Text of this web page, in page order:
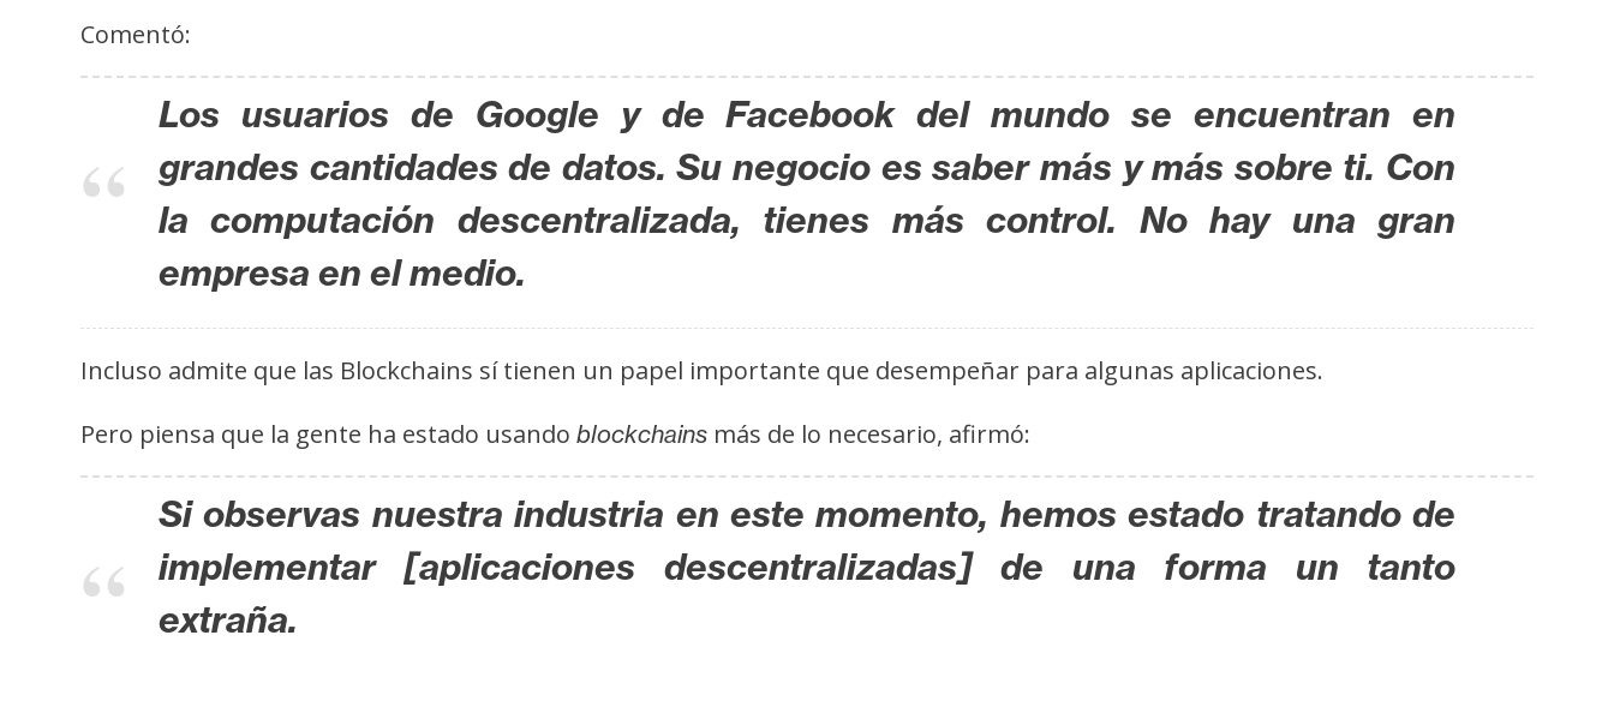
e
n
s
m
s
c
Comentó:
Los usuarios de Google y de Facebook del mundo se encuentran en
grandes cantidades de datos. Su negocio es saber más y más sobre ti. Con
la computación descentralizada, tienes más control. No hay una gran
empresa en el medio.
Incluso admite que las Blockchains sí tienen un papel importante que desempeñar para algunas aplicaciones.
Pero piensa que la gente ha estado usando blockchains más de lo necesario, afirmó:
Si observas nuestra industria en este momento, hemos estado tratando de
implementar [aplicaciones descentralizadas] de una forma un tanto
extraña.